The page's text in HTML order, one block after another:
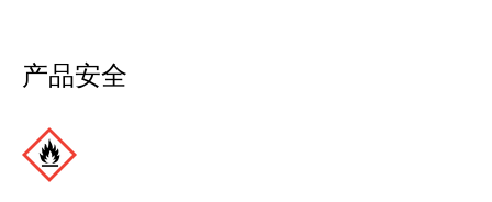
产品安全